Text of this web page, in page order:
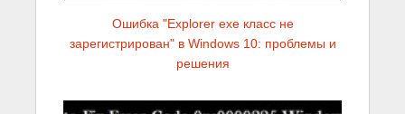
Ошибка "Explorer exe класс не
зарегистрирован" в Windows 10: проблемы и
решения